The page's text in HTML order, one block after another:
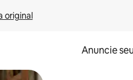
original
Anuncie